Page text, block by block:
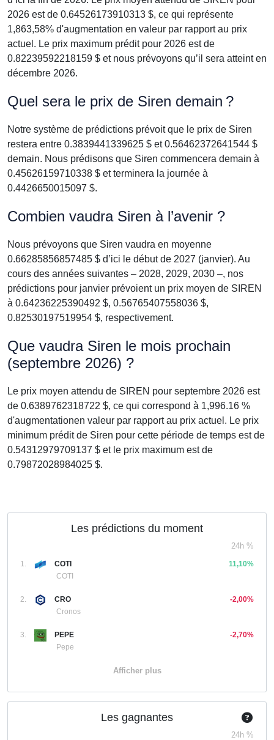
2026 est de 0.64526173910313 $, ce qui représente
1,863,58% d'augmentation en valeur par rapport au prix
actuel. Le prix maximum prédit pour 2026 est de
0.82239592218159 $ et nous prévoyons qu’il sera atteint en
décembre 2026.
Quel sera le prix de Siren demain ?
Notre système de prédictions prévoit que le prix de Siren
restera entre 0.3839441339625 $ et 0.56462372641544 $
demain. Nous prédisons que Siren commencera demain à
0.45626159710338 $ et terminera la journée à
0.4426650015097 $.
Combien vaudra Siren à l’avenir ?
Nous prévoyons que Siren vaudra en moyenne
0.66285856857485 $ d’ici le début de 2027 (janvier). Au
cours des années suivantes – 2028, 2029, 2030 –, nos
prédictions pour janvier prévoient un prix moyen de SIREN
à 0.64236225390492 $, 0.56765407558036 $,
0.82530197519954 $, respectivement.
Que vaudra Siren le mois prochain
(septembre 2026) ?
Le prix moyen attendu de SIREN pour septembre 2026 est
de 0.6389762318722 $, ce qui correspond à 1,996.16 %
d'augmentationen valeur par rapport au prix actuel. Le prix
minimum prédit de Siren pour cette période de temps est de
0.54312979709137 $ et le prix maximum est de
0.79872028984025 $.
Les prédictions du moment
24h %
1.
COTI
COTI
11,10%
2.
CRO
Cronos
-2,00%
3.
PEPE
Pepe
-2,70%
Afficher plus
Les gagnantes
24h %